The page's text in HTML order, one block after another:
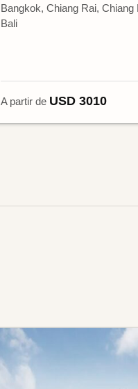
Bangkok, Chiang Rai, Chiang
Bali
A partir de USD 3010